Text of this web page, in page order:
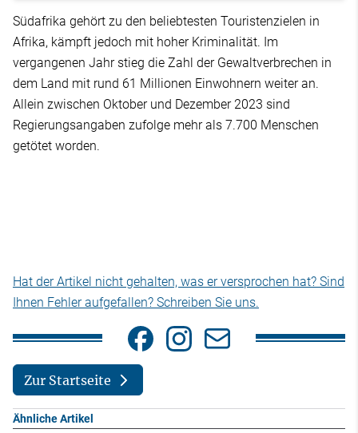
Südafrika gehört zu den beliebtesten Touristenzielen in
Afrika, kämpft jedoch mit hoher Kriminalität. Im
vergangenen Jahr stieg die Zahl der Gewaltverbrechen in
dem Land mit rund 61 Millionen Einwohnern weiter an.
Allein zwischen Oktober und Dezember 2023 sind
Regierungsangaben zufolge mehr als 7.700 Menschen
getötet worden.
Hat der Artikel nicht gehalten, was er versprochen hat? Sind
Ihnen Fehler aufgefallen? Schreiben Sie uns.
Zur Startseite
Ähnliche Artikel